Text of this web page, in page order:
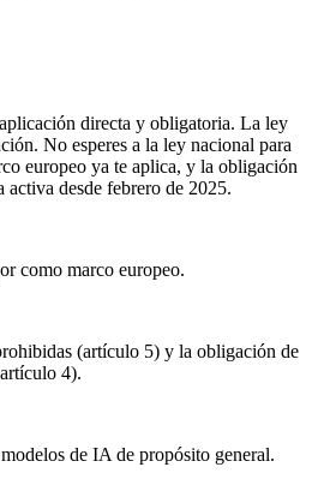
directa y obligatoria. La ley
No esperes a la ley nacional para
europeo ya te aplica, y la obligación
desde febrero de 2025.
como marco europeo.
(artículo 5) y la obligación de
4).
de IA de propósito general.